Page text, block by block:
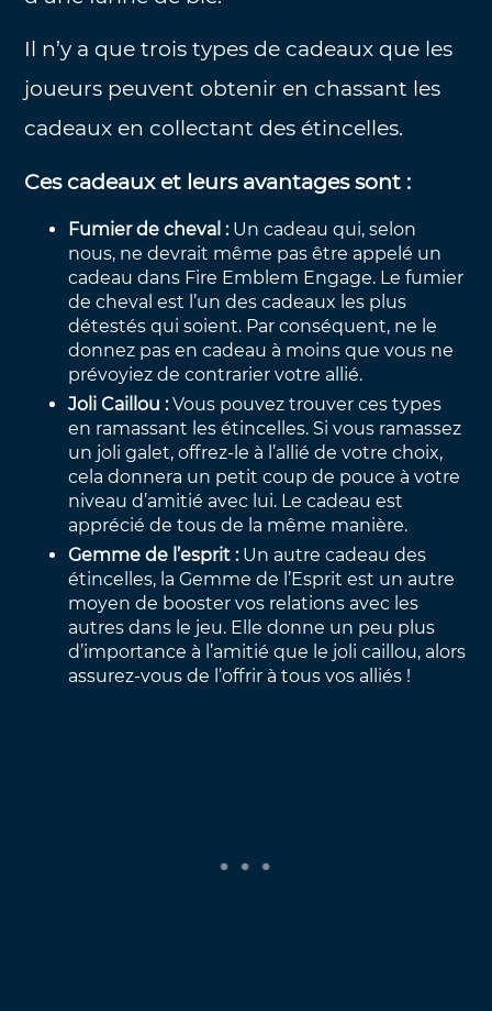
Il n’y a que trois types de cadeaux que les
joueurs peuvent obtenir en chassant les
cadeaux en collectant des étincelles.
Ces cadeaux et leurs avantages sont :
Fumier de cheval : Un cadeau qui, selon
nous, ne devrait même pas être appelé un
cadeau dans Fire Emblem Engage. Le fumier
de cheval est l’un des cadeaux les plus
détestés qui soient. Par conséquent, ne le
donnez pas en cadeau à moins que vous ne
prévoyiez de contrarier votre allié.
Joli Caillou :Vous pouvez trouver ces types
en ramassant les étincelles. Si vous ramassez
un joli galet, offrez-le à l’allié de votre choix,
cela donnera un petit coup de pouce à votre
niveau d’amitié avec lui. Le cadeau est
apprécié de tous de la même manière.
Gemme de l’esprit : Un autre cadeau des
étincelles, la Gemme de l’Esprit est un autre
moyen de booster vos relations avec les
autres dans le jeu. Elle donne un peu plus
d’importance à l’amitié que le joli caillou, alors
assurez-vous de l’offrir à tous vos alliés !